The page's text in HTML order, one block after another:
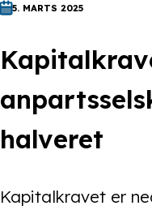
5. MARTS 2025
halveret
Kapitalkravet er